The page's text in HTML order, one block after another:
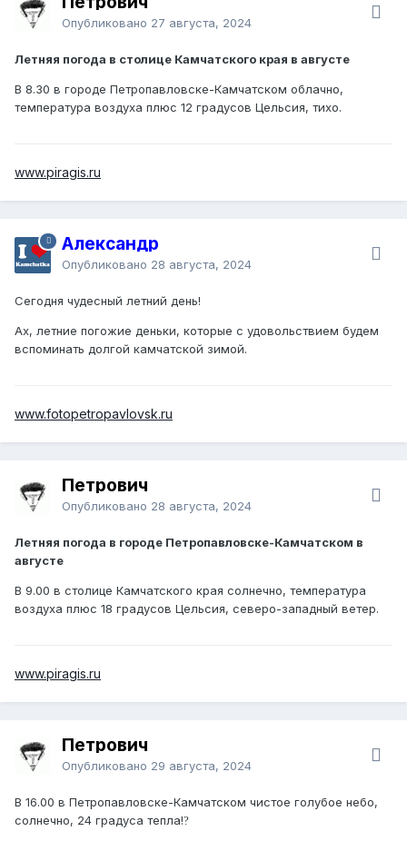
Опубликовано 27 августа, 2024
Летняя погода в столице Камчатского края в августе
В 8.30 в городе Петропавловске-Камчатском облачно,
температура воздуха плюс 12 градусов Цельсия, тихо.
www.piragis.ru
Александр
Опубликовано 28 августа, 2024
Сегодня чудесный летний день!
Ах, летние погожие деньки, которые с удовольствием будем
вспоминать долгой камчатской зимой.
www.fotopetropavlovsk.ru
Петрович
Опубликовано 28 августа, 2024
Летняя погода в городе Петропавловске-Камчатском в
августе
В 9.00 в столице Камчатского края солнечно, температура
воздуха плюс 18 градусов Цельсия, северо-западный ветер.
www.piragis.ru
Петрович
Опубликовано 29 августа, 2024
В 16.00 в Петропавловске-Камчатском чистое голубое небо,
солнечно, 24 градуса тепла!?